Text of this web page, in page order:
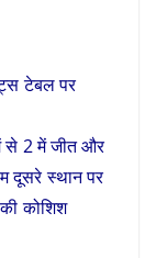
टेबल पर
से 2 में जीत और
दूसरे स्थान पर
कोशिश